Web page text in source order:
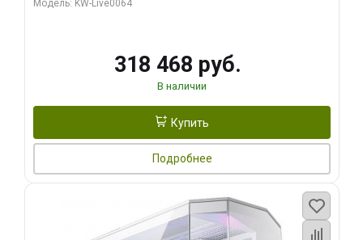
Модель: KW-Live0064
318 468 руб.
В наличии
Купить
Подробнее